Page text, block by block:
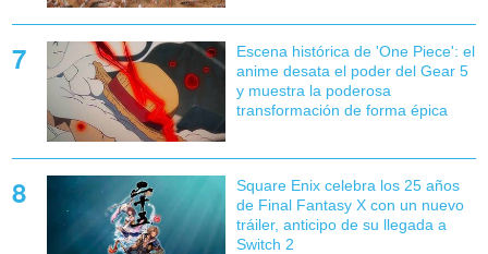
Escena histórica de 'One Piece': el
anime desata el poder del Gear 5
y muestra la poderosa
transformación de forma épica
Square Enix celebra los 25 años
de Final Fantasy X con un nuevo
tráiler, anticipo de su llegada a
Switch 2